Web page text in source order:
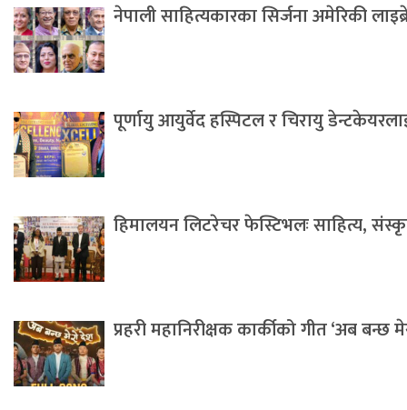
नेपाली साहित्यकारका सिर्जना अमेरिकी
पूर्णायु आयुर्वेद हस्पिटल र चिरायु
हिमालयन लिटरेचर फेस्टिभलः साहित्य,
प्रहरी महानिरीक्षक कार्कीको गीत ‘अब बन्छ